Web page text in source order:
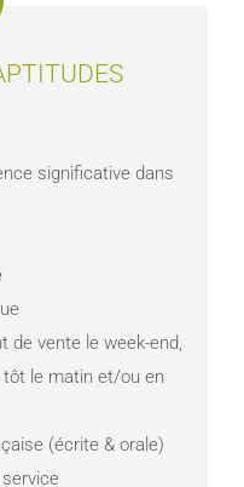
significative dans
de vente le week-end,
le matin et/ou en
(écrite & orale)